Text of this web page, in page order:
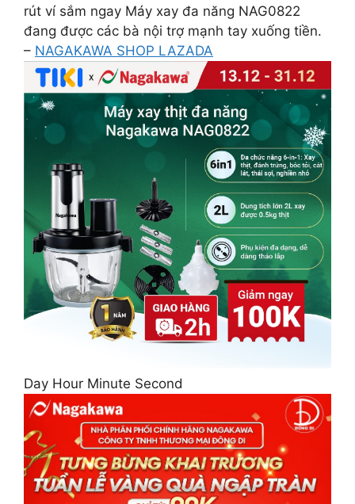
rút ví sắm ngay Máy xay đa năng NAG0822
đang được các bà nội trợ mạnh tay xuống tiền.
– NAGAKAWA SHOP LAZADA
Day Hour Minute Second